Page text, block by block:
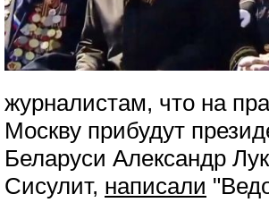
журналистам, что на
Москву прибудут
Беларуси Александр
Сисулит, написали